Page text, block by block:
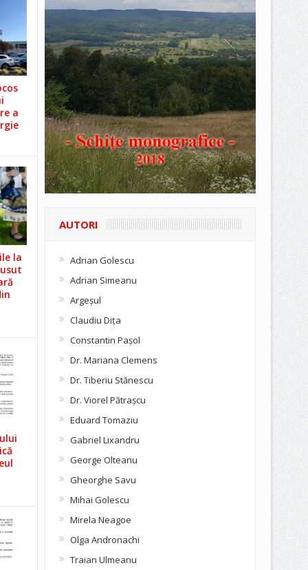
a
la
AUTORI
Adrian Golescu
Adrian Simeanu
Argeşul
Claudiu Diţa
Constantin Pașol
Dr. Mariana Clemens
Dr. Tiberiu Stănescu
Dr. Viorel Pătraşcu
Eduard Tomaziu
Gabriel Lixandru
George Olteanu
Gheorghe Savu
Mihai Golescu
Mirela Neagoe
Olga Andronachi
Traian Ulmeanu